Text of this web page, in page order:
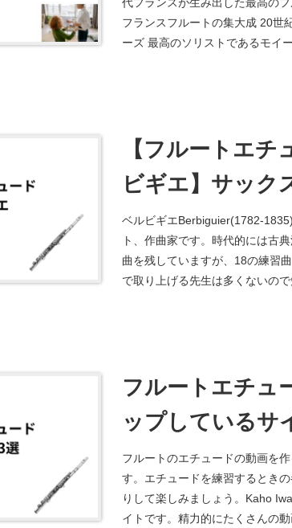
フランスフルートの集大成 20世
ーズ 最高のソリストであるモイ
【フルートエチ
ビギエ】サック
ベルビギエBerbiguier(1782-
ト、作曲家です。時代的には古
曲を残していますが、18の練習
で取り上げる先生は多くないので
フルートエチュ
ップしているサ
フルートのエチュードの動画を
す。エチュードを練習するとき
りして楽しみましょう。Kaho
イトです。精力的にたくさんの動